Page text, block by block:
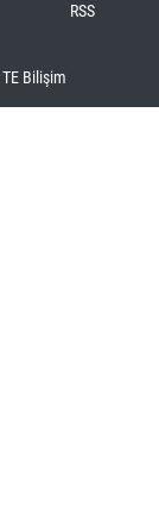
RSS
TE Bilişim